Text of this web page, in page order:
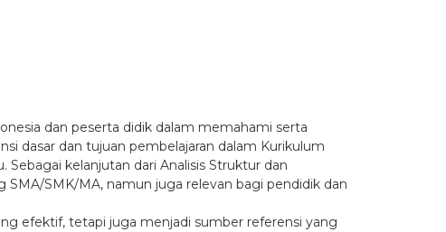
dan peserta didik dalam memahami serta
dasar dan tujuan pembelajaran dalam Kurikulum
kelanjutan dari Analisis Struktur dan
SMA/SMK/MA, namun juga relevan bagi pendidik dan
efektif, tetapi juga menjadi sumber referensi yang